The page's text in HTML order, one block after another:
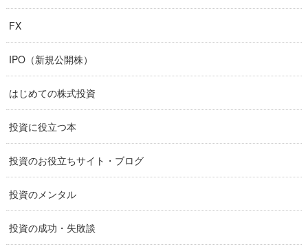
FX
IPO（新規公開株）
はじめての株式投資
投資に役立つ本
投資のお役立ちサイト・ブログ
投資のメンタル
投資の成功・失敗談